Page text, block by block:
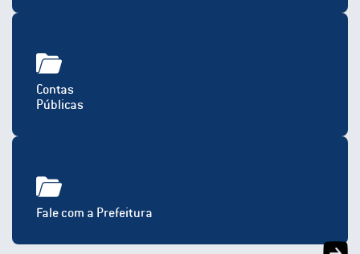
Contas
Públicas
Fale com a Prefeitura